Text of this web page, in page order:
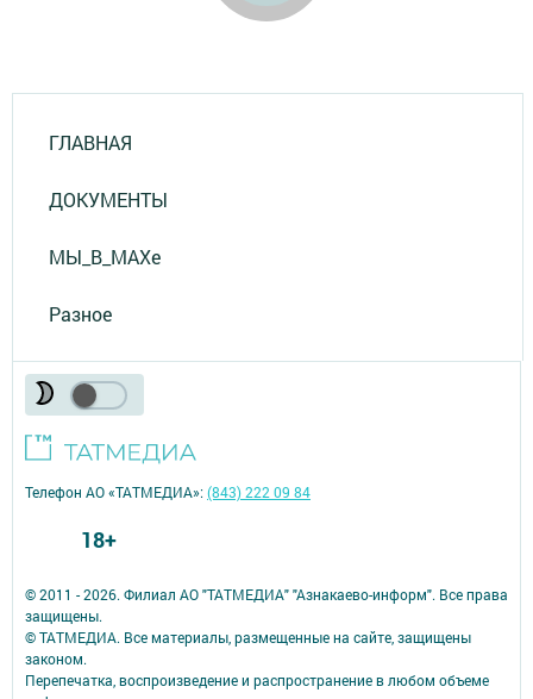
ГЛАВНАЯ
ДОКУМЕНТЫ
МЫ_В_MAXе
Разное
© 2011 - 2026. Филиал АО "ТАТМЕДИА" "Азнакаево-информ". Все права
защищены.
© ТАТМЕДИА. Все материалы, размещенные на сайте, защищены
законом.
Перепечатка, воспроизведение и распространение в любом объеме
Телефон АО «ТАТМЕДИА»:(843) 222 09 84
18+